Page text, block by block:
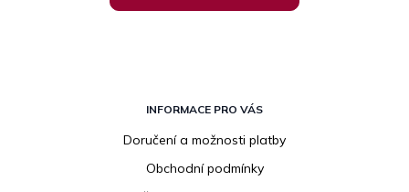
INFORMACE PRO VÁS
Doručení a možnosti platby
Obchodní podmínky